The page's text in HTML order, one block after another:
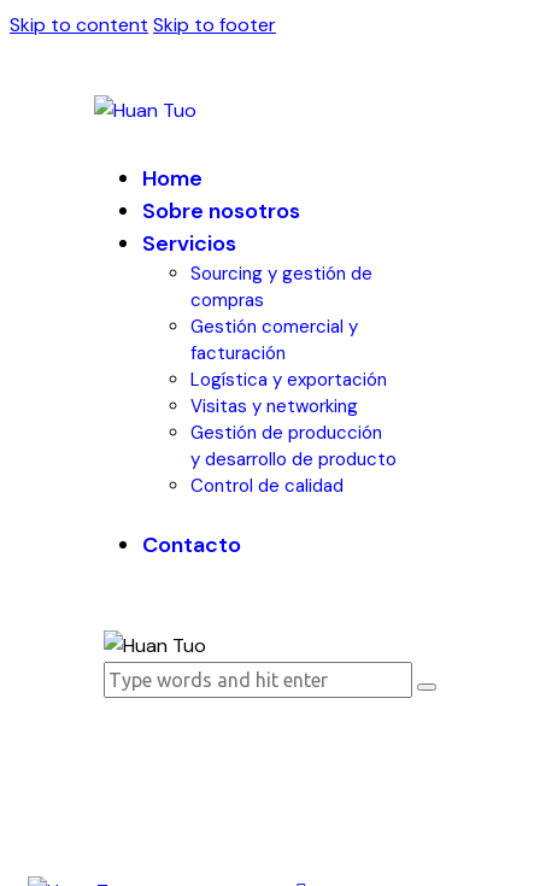
Skip to content Skip to footer
Home
Sobre nosotros
Servicios
Sourcing y gestión de
compras​
Gestión comercial y
facturación
Logística y exportación
Visitas y networking
Gestión de producción
y desarrollo de producto
Control de calidad
Contacto